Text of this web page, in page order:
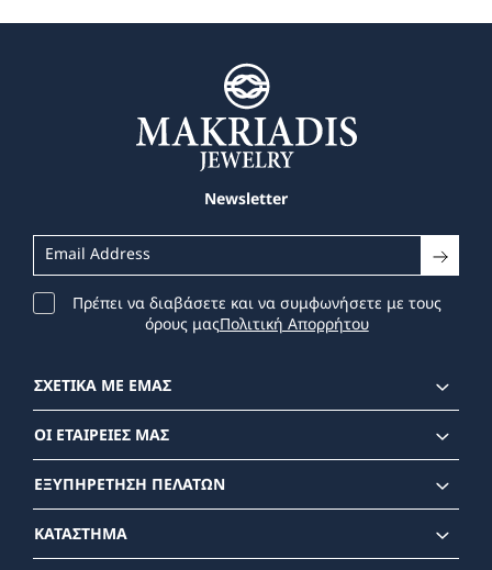
Newsletter
Πρέπει να διαβάσετε και να συμφωνήσετε με τους
όρους μαςΠολιτική Απορρήτου
ΣΧΕΤΙΚΑ ΜΕ ΕΜΑΣ
ΟΙ ΕΤΑΙΡΕΙΕΣ ΜΑΣ
ΕΞΥΠΗΡΕΤΗΣΗ ΠΕΛΑΤΩΝ
ΚΑΤΑΣΤΗΜΑ